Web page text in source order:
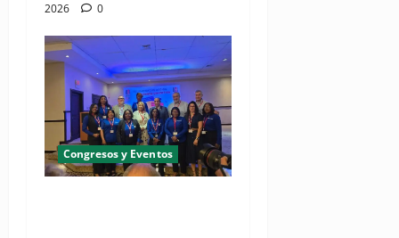
2026
0
Congresos y Eventos